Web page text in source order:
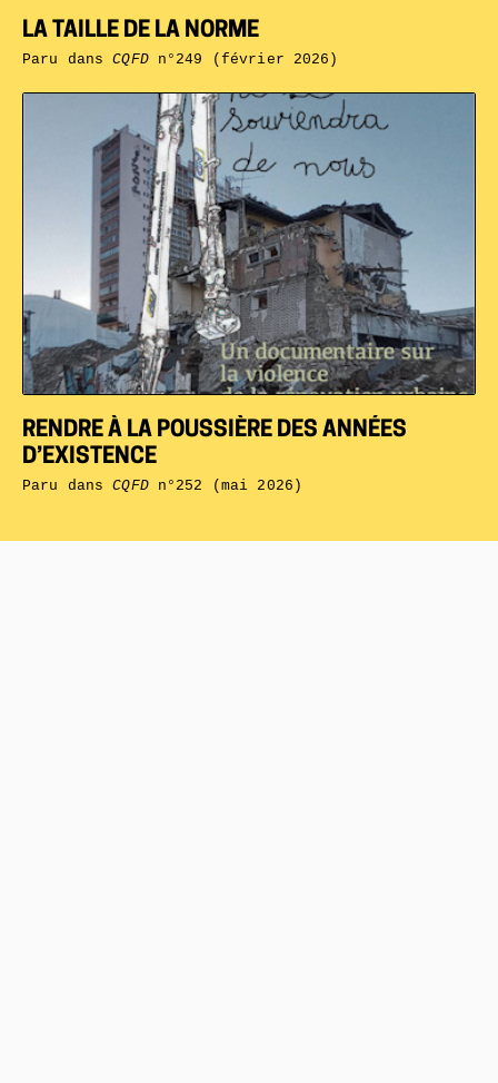
RENDRE À LA POUSSIÈRE DES ANNÉES
D’EXISTENCE
Paru dansCQFDn°252 (mai 2026)
LA TAILLE DE LA NORME
Paru dansCQFDn°249 (février 2026)